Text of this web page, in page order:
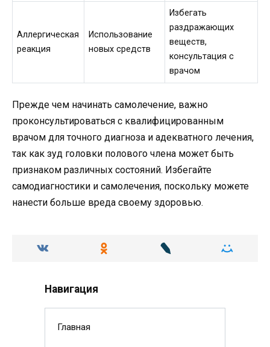
Аллергическая
реакция
Использование
новых средств
Избегать
раздражающих
веществ,
консультация с
врачом
Прежде чем начинать самолечение, важно
проконсультироваться с квалифицированным
врачом для точного диагноза и адекватного лечения,
так как зуд головки полового члена может быть
признаком различных состояний. Избегайте
самодиагностики и самолечения, поскольку можете
нанести больше вреда своему здоровью.
Навигация
Главная